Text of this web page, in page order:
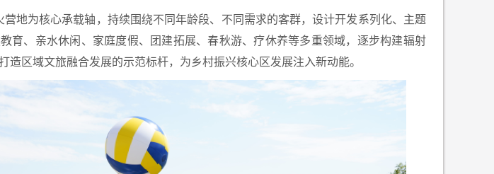
营地为核心承载轴，持续围绕不同年龄段、不同需求的客群，设计开发系列化、主题
育、亲水休闲、家庭度假、团建拓展、春秋游、疗休养等多重领域，逐步构建辐射
造区域文旅融合发展的示范标杆，为乡村振兴核心区发展注入新动能。